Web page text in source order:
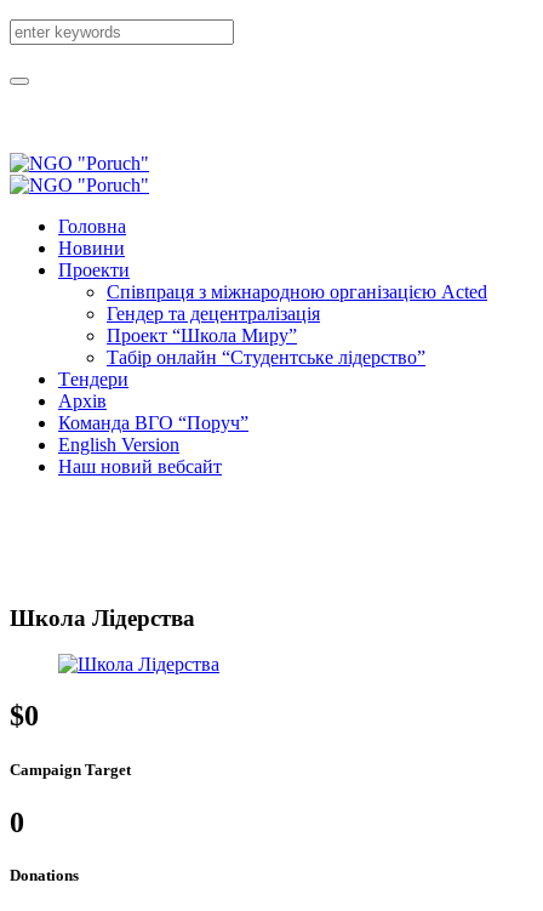
Головна
Новини
Проекти
Співпраця з міжнародною організацією Acted
Гендер та децентралізація
Проект “Школа Миру”
Табір онлайн “Студентське лідерство”
Tендери
Архів
Команда ВГО “Поруч”
English Version
Наш новий вебсайт
Школа Лідерства
$0
Campaign Target
0
Donations